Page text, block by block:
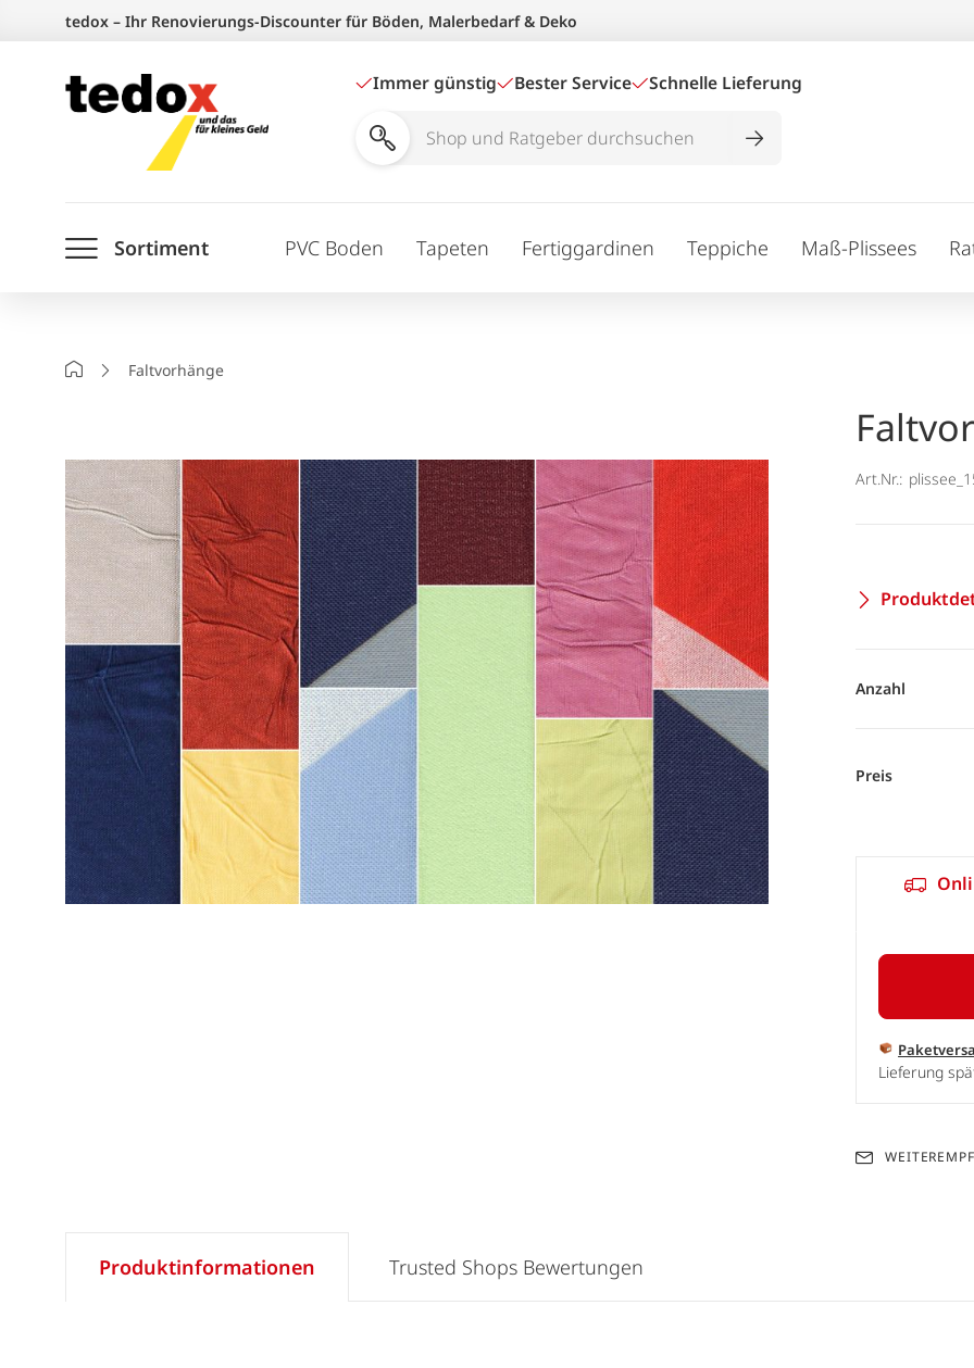
springen
tedox – Ihr Renovierungs-Discounter für Böden, Malerbedarf & Deko
Immer günstig Bester Service Schnelle Lieferung
Shop
durchsuchen
Sortiment PVC Boden Tapeten Fertiggardinen Teppiche Maß-Plissees
StartseiteFaltvorhänge
Art.Nr.:
Anzahl
Preis
Lieferung
Produktinformationen Trusted Shops Bewertungen